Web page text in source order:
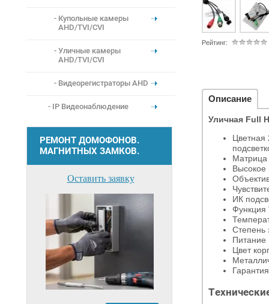
Купольные камеры
AHD/TVI/CVI
Уличные камеры
AHD/TVI/CVI
Видеорегистраторы AHD
IP Видеонаблюдение
РЕМОНТ ДОМОФОНОВ.
МАГНИТНЫХ ЗАМКОВ.
Оставить заявку
Рейтинг:
Описание
Уличная Full
Цветная
Матрица
Высокое
ИК
Функция
Питание
Цвет